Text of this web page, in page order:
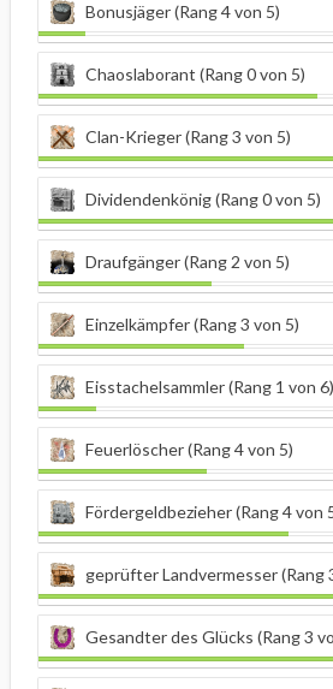
Bonusjäger (Rang 4 von 5)
Chaoslaborant (Rang 0 von 5)
Clan-Krieger (Rang 3 von 5)
Dividendenkönig (Rang 0 von 5)
Draufgänger (Rang 2 von 5)
Einzelkämpfer (Rang 3 von 5)
Eisstachelsammler (Rang 1 von 6)
Feuerlöscher (Rang 4 von 5)
Fördergeldbezieher (Rang 4 von
geprüfter Landvermesser (Rang
Gesandter des Glücks (Rang 3